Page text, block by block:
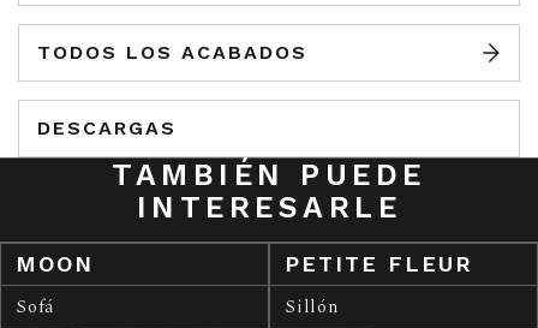
TODOS LOS ACABADOS
DESCARGAS
TAMBIÉN PUEDE
INTERESARLE
MOON
Sofá
PETITE FLEUR
Sillón